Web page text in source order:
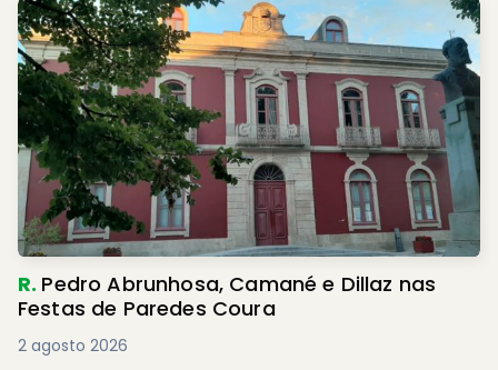
R. Pedro Abrunhosa, Camané e Dillaz nas
Festas de Paredes Coura
2 agosto 2026